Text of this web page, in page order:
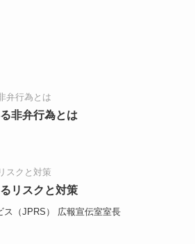
非弁行為とは
リスクと対策
ス（JPRS） 広報宣伝室室長